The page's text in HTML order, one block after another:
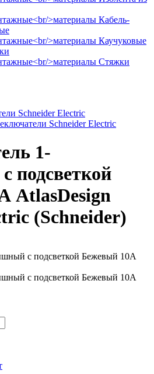
Кабель-
Каучуковые
Стяжки
Schneider Electric
Schneider Electric
1-
подсветкой
AtlasDesign
(Schneider)